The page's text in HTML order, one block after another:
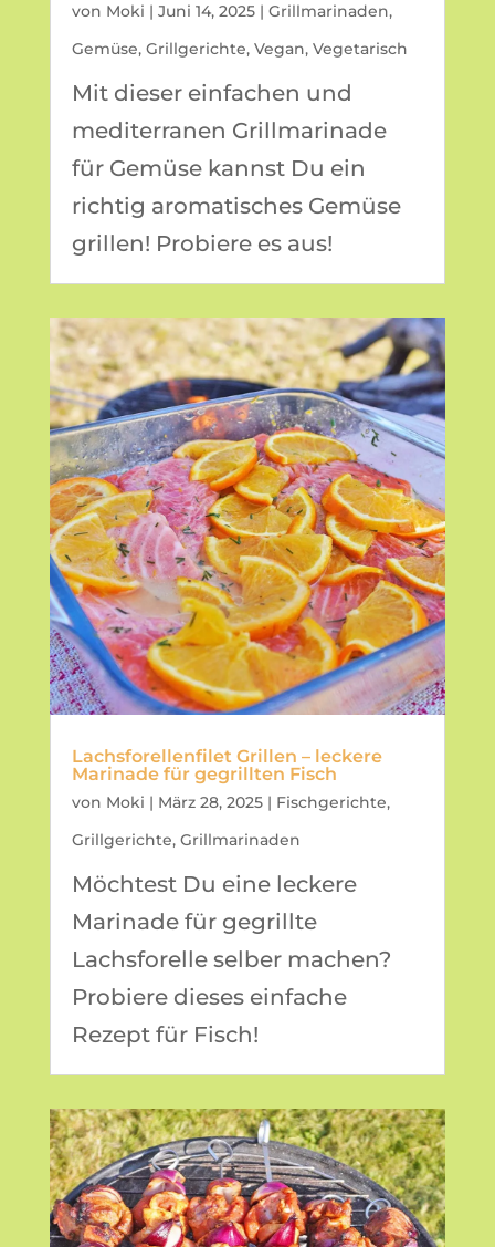
von Moki | Juni 14, 2025| Grillmarinaden,
Gemüse, Grillgerichte, Vegan, Vegetarisch
Mit dieser einfachen und
mediterranen Grillmarinade
für Gemüse kannst Du ein
richtig aromatisches Gemüse
grillen! Probiere es aus!
Lachsforellenfilet Grillen – leckere
Marinade für gegrillten Fisch
von Moki | März 28, 2025| Fischgerichte,
Grillgerichte, Grillmarinaden
Möchtest Du eine leckere
Marinade für gegrillte
Lachsforelle selber machen?
Probiere dieses einfache
Rezept für Fisch!